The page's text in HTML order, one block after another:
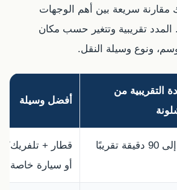
مقارنة سريعة بين أهم الوجهات
المدد تقريبية وتتغير حسب مكان
ونوع وسيلة النقل.
التقريبية من
أفضل وسيلة
قطار + تلفريك/
أو سيارة خاصة